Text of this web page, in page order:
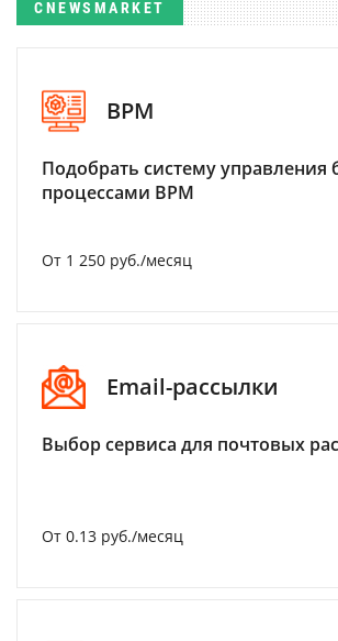
CNEWSMARKET
BPM
Подобрать систему управления
процессами BPM
От 1 250 руб./месяц
Email-рассылки
Выбор сервиса для почтовых
От 0.13 руб./месяц